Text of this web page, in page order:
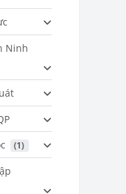
Ninh
(1)